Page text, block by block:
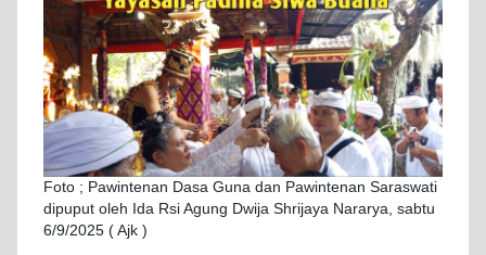
Foto ; Pawintenan Dasa Guna dan Pawintenan Saraswati
dipuput oleh Ida Rsi Agung Dwija Shrijaya Nararya, sabtu
6/9/2025 ( Ajk )